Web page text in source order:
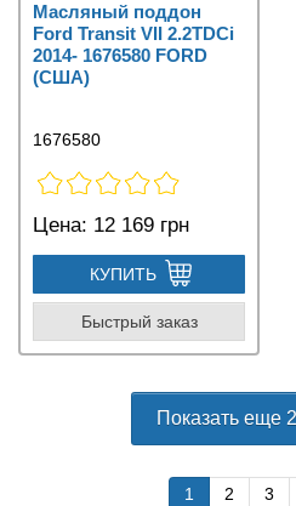
Масляный поддон
Ford Transit VII 2.2TDCi
2014- 1676580 FORD
(США)
1676580
Цена: 12 169 грн
КУПИТЬ
Быстрый заказ
Показать еще
1 2 3